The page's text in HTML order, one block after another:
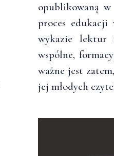
opublikowaną w
proces edukacji
wykazie lektur
wspólne,
ważne jest
jej młodych